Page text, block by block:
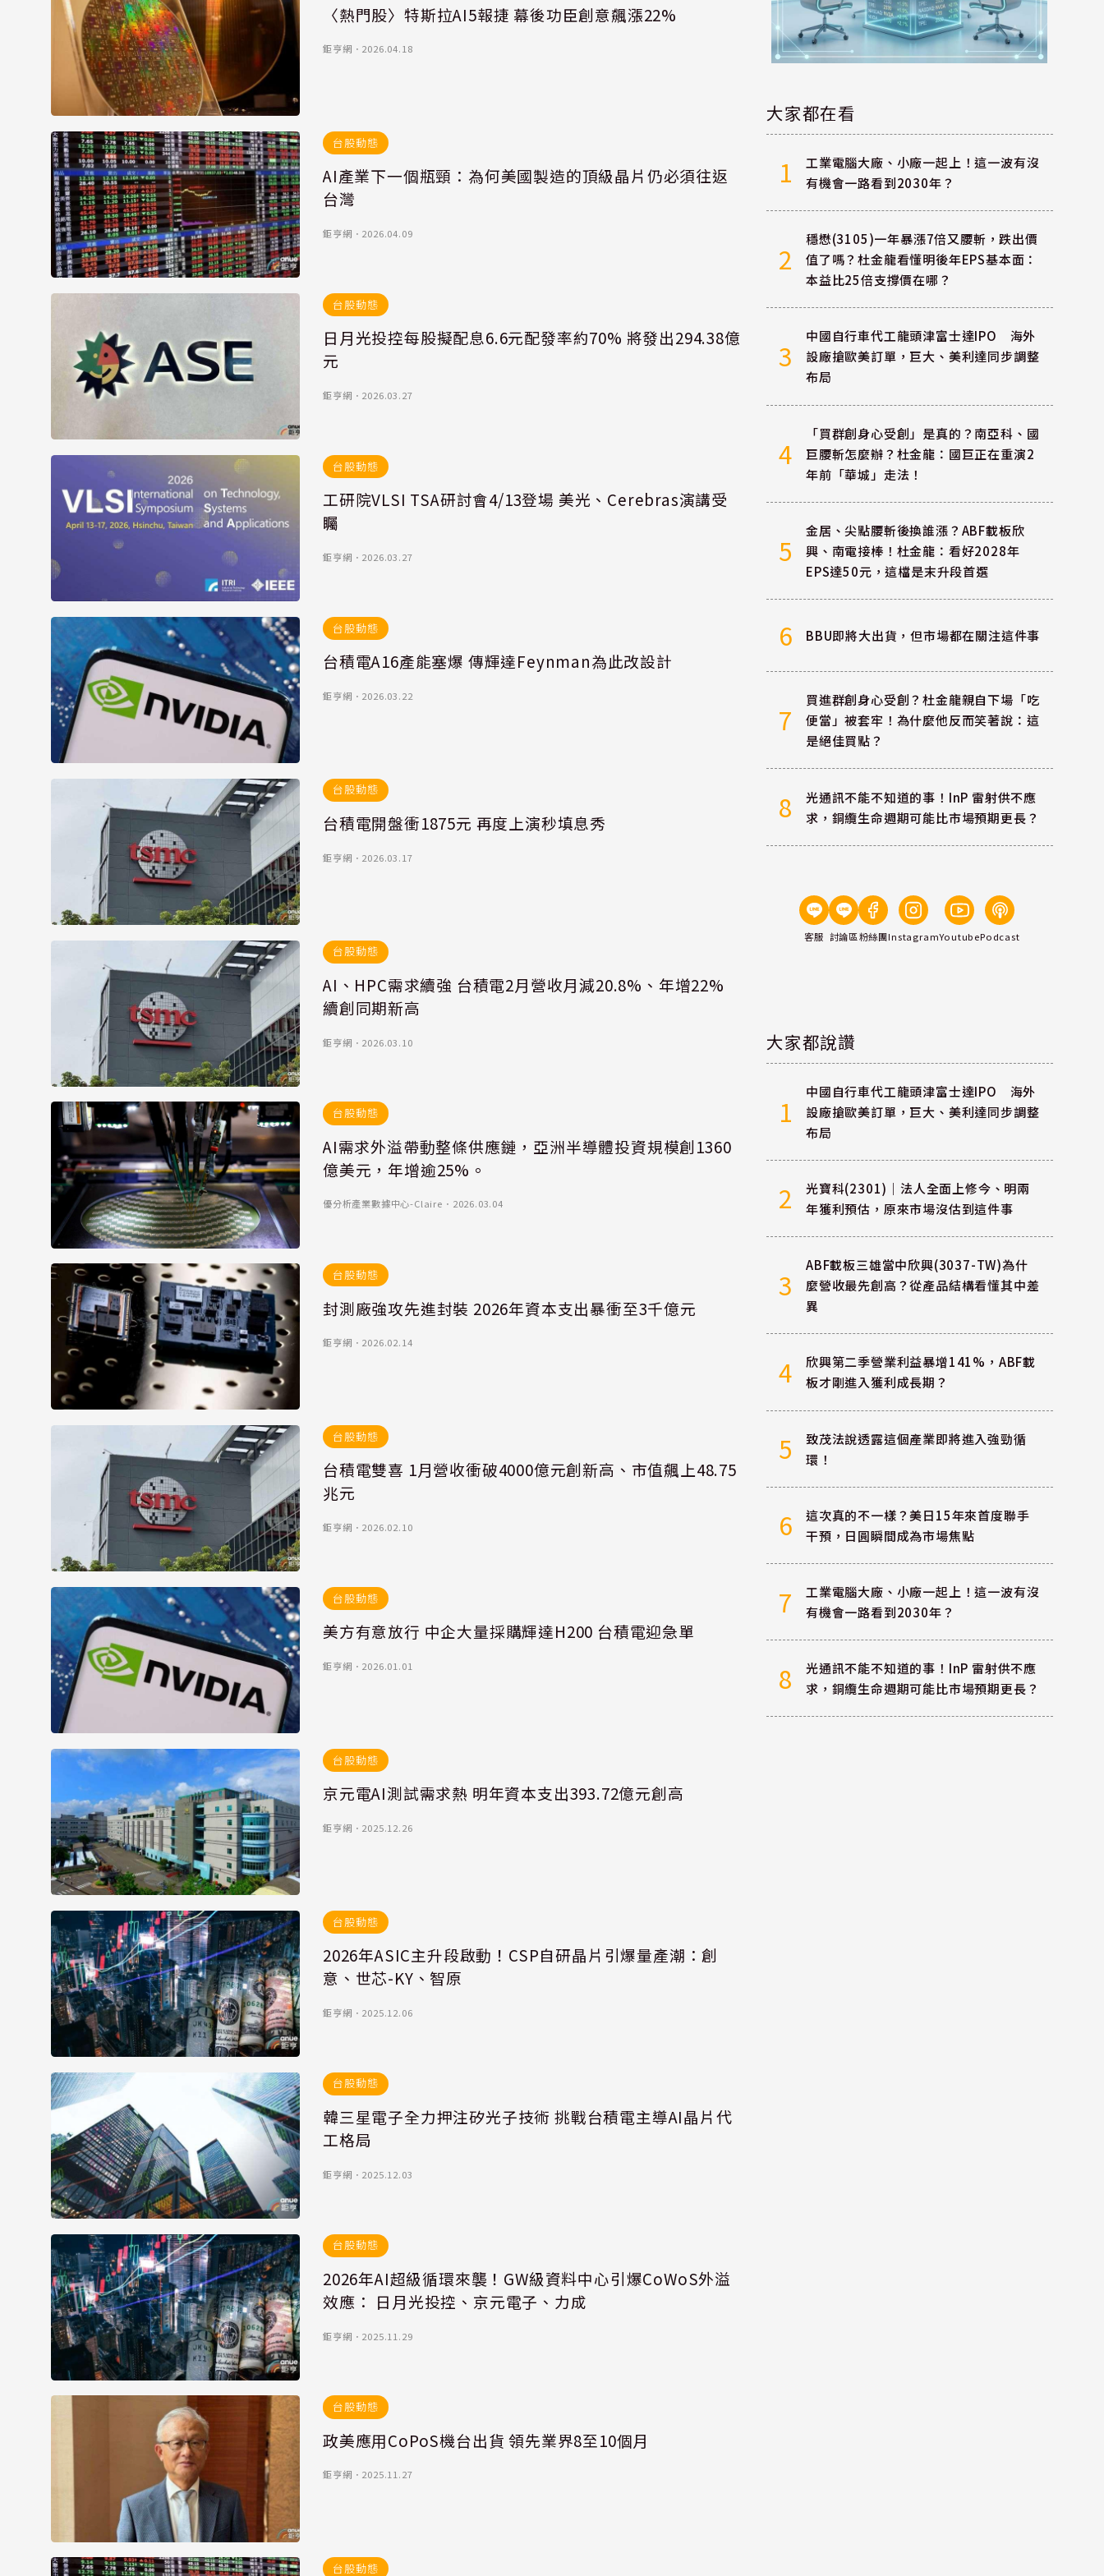
〈熱門股〉特斯拉AI5報捷 幕後功臣創意飆漲22%
鉅亨網 ． 2026.04.18
台股動態
AI產業下一個瓶頸：為何美國製造的頂級晶片仍必須往返
台灣
鉅亨網 ． 2026.04.09
台股動態
日月光投控每股擬配息6.6元配發率約70% 將發出294.38億
元
鉅亨網 ． 2026.03.27
台股動態
工研院VLSI TSA研討會4/13登場 美光、Cerebras演講受
矚
鉅亨網 ． 2026.03.27
台股動態
台積電A16產能塞爆 傳輝達Feynman為此改設計
鉅亨網 ． 2026.03.22
台股動態
台積電開盤衝1875元 再度上演秒填息秀
鉅亨網 ． 2026.03.17
台股動態
AI、HPC需求續強 台積電2月營收月減20.8%、年增22%
續創同期新高
鉅亨網 ． 2026.03.10
台股動態
AI需求外溢帶動整條供應鏈，亞洲半導體投資規模創1360
億美元，年增逾25%。
優分析產業數據中心-Claire ． 2026.03.04
台股動態
封測廠強攻先進封裝 2026年資本支出暴衝至3千億元
鉅亨網 ． 2026.02.14
台股動態
台積電雙喜 1月營收衝破4000億元創新高、市值飆上48.75
兆元
鉅亨網 ． 2026.02.10
台股動態
美方有意放行 中企大量採購輝達H200 台積電迎急單
鉅亨網 ． 2026.01.01
台股動態
京元電AI測試需求熱 明年資本支出393.72億元創高
鉅亨網 ． 2025.12.26
台股動態
2026年ASIC主升段啟動！CSP自研晶片引爆量產潮：創
意、世芯-KY、智原
鉅亨網 ． 2025.12.06
台股動態
韓三星電子全力押注矽光子技術 挑戰台積電主導AI晶片代
工格局
鉅亨網 ． 2025.12.03
台股動態
2026年AI超級循環來襲！GW級資料中心引爆CoWoS外溢
效應： 日月光投控、京元電子、力成
鉅亨網 ． 2025.11.29
台股動態
政美應用CoPoS機台出貨 領先業界8至10個月
鉅亨網 ． 2025.11.27
台股動態
大家都在看
1
工業電腦大廠、小廠一起上！這一波有沒
有機會一路看到2030年？
2
穩懋(3105)一年暴漲7倍又腰斬，跌出價
值了嗎？杜金龍看懂明後年EPS基本面：
本益比25倍支撐價在哪？
3
中國自行車代工龍頭津富士達IPO 海外
設廠搶歐美訂單，巨大、美利達同步調整
布局
4
「買群創身心受創」是真的？南亞科、國
巨腰斬怎麼辦？杜金龍：國巨正在重演2
年前「華城」走法！
5
金居、尖點腰斬後換誰漲？ABF載板欣
興、南電接棒！杜金龍：看好2028年
EPS達50元，這檔是末升段首選
6 BBU即將大出貨，但市場都在關注這件事
7
買進群創身心受創？杜金龍親自下場「吃
便當」被套牢！為什麼他反而笑著說：這
是絕佳買點？
8
光通訊不能不知道的事！InP 雷射供不應
求，銅纜生命週期可能比市場預期更長？
客服 討論區粉絲團InstagramYoutubePodcast
大家都說讚
1
中國自行車代工龍頭津富士達IPO 海外
設廠搶歐美訂單，巨大、美利達同步調整
布局
2
光寶科(2301)｜法人全面上修今、明兩
年獲利預估，原來市場沒估到這件事
3
ABF載板三雄當中欣興(3037-TW)為什
麼營收最先創高？從產品結構看懂其中差
異
4
欣興第二季營業利益暴增141%，ABF載
板才剛進入獲利成長期？
5
致茂法說透露這個產業即將進入強勁循
環！
6
這次真的不一樣？美日15年來首度聯手
干預，日圓瞬間成為市場焦點
7
工業電腦大廠、小廠一起上！這一波有沒
有機會一路看到2030年？
8
光通訊不能不知道的事！InP 雷射供不應
求，銅纜生命週期可能比市場預期更長？